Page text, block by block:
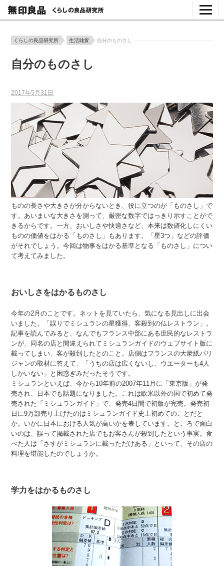
くらしの良品研究所 生活雑貨 自分のものさし
自分のものさし
2017年5月31日
ものの長さや大きさが分からないとき、役に立つのが「ものさし」で
す。あいまいな大きさを測って、厳密な数字ではっきり示すことがで
きるからです。一方、おいしさや快適さなど、本来は数値化しにくい
ものの価値をはかる「ものさし」もあります。「星3つ」などの評価
がそれでしょう。今回は物事をはかる基準となる「ものさし」につい
て考えてみました。
おいしさをはかるものさし
今年の2月のことです。ネットを見ていたら、気になる見出しに出会
いました。「誤りでミシュランの星獲得、客殺到の仏レストラン」。
記事を読んでみると、なんでもフランス中部にある庶民的なレストラ
ンが、同名の店と間違えられてミシュランガイドのウェブサイト版に
載ってしまい、客が殺到したとのこと。店側はフランスの大衆紙パリ
ジャンの取材に答えて、「うちの店は広くないし、ウエーターも4人
しかいない」と困惑ぎみだったそうです。
ミシュランといえば、今から10年前の2007年11月に「東京版」が発
売され、日本でも話題になりました。これは欧米以外の国で初めて発
売された「ミシュランガイド」で、発売4日間で初版が完売。発売初
日に9万部売り上げたのはミシュランガイド史上初めてのことだと
か。いかに日本における人気が高いかを表しています。ところで面白
いのは、誤って掲載された店でもお客さんが殺到したという事実。食
べた人は「さすがミシュランに載っただけある」といって、その店の
料理を堪能したのでしょうか。
学力をはかるものさし